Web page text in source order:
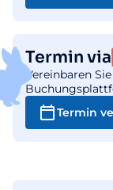
Termin via
Vereinbaren
Termin